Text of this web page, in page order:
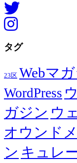
タグ
23区 Webマ
WordPress
ガジン ウ
オウンド
ン キュレ